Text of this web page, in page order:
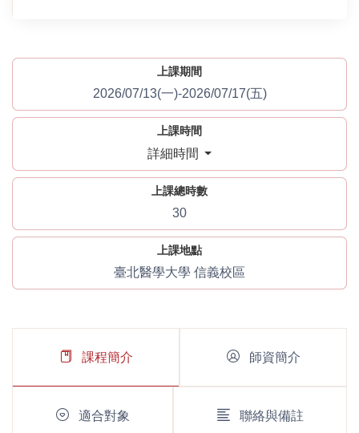
上課期間
2026/07/13(一)-2026/07/17(五)
上課時間
詳細時間
上課總時數
30
上課地點
臺北醫學大學 信義校區
課程簡介 師資簡介
適合對象 聯絡與備註